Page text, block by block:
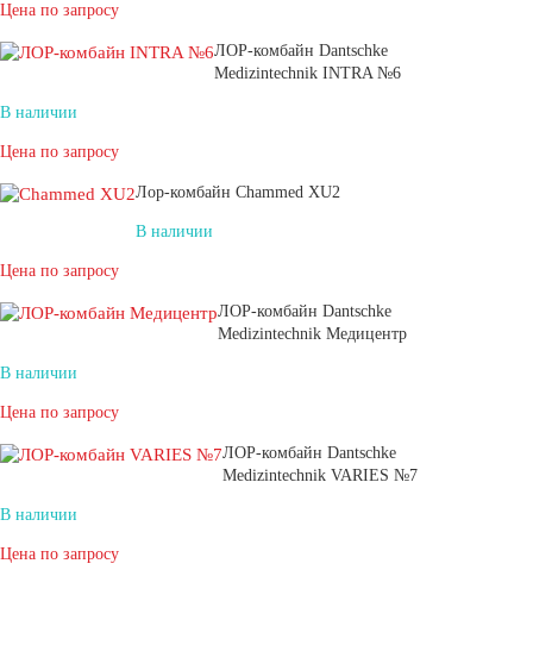
Цена по запросу
ЛОР-комбайн Dantschke
Medizintechnik INTRA №6
В наличии
Цена по запросу
Лор-комбайн Chammed XU2
В наличии
Цена по запросу
ЛОР-комбайн Dantschke
Medizintechnik Медицентр
В наличии
Цена по запросу
ЛОР-комбайн Dantschke
Medizintechnik VARIES №7
В наличии
Цена по запросу